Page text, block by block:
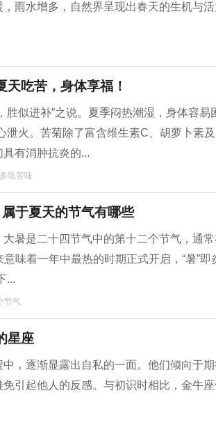
雨水增多，自然界呈现出春天的生机与
天吃苦，身体享福！
胜似进补”之说。夏季闷热潮湿，身体容
泄火。苦菊除了富含维生素C、胡萝卜素
有消肿抗炎的...
吃苦味
于夏天的节气有哪些
暑是二十四节气中的第十二个节气，通
味着一年中最热的时期正式开启，“暑”
...
节气
星座
，逐渐显露出自私的一面。他们倾向于
引起他人的反感。与初识时相比，金牛